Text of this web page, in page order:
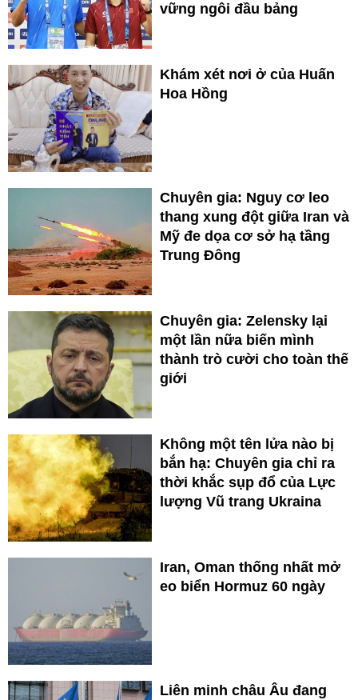
vững ngôi đầu bảng
Khám xét nơi ở của Huấn
Hoa Hồng
Chuyên gia: Nguy cơ leo
thang xung đột giữa Iran và
Mỹ đe dọa cơ sở hạ tầng
Trung Đông
Chuyên gia: Zelensky lại
một lần nữa biến mình
thành trò cười cho toàn thế
giới
Không một tên lửa nào bị
bắn hạ: Chuyên gia chỉ ra
thời khắc sụp đổ của Lực
lượng Vũ trang Ukraina
Iran, Oman thống nhất mở
eo biển Hormuz 60 ngày
Liên minh châu Âu đang